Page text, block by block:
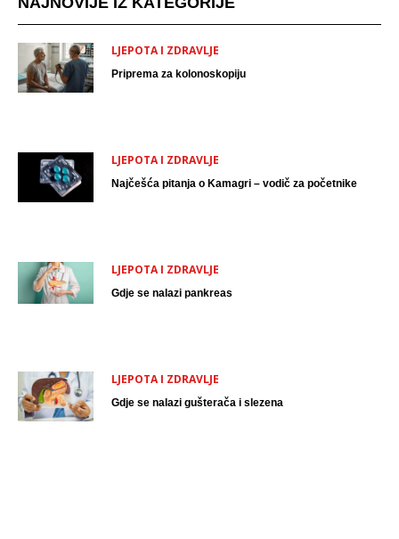
LJEPOTA I ZDRAVLJE
Priprema za kolonoskopiju
LJEPOTA I ZDRAVLJE
Najčešća pitanja o Kamagri – vodič za početnike
LJEPOTA I ZDRAVLJE
Gdje se nalazi pankreas
LJEPOTA I ZDRAVLJE
Gdje se nalazi gušterača i slezena